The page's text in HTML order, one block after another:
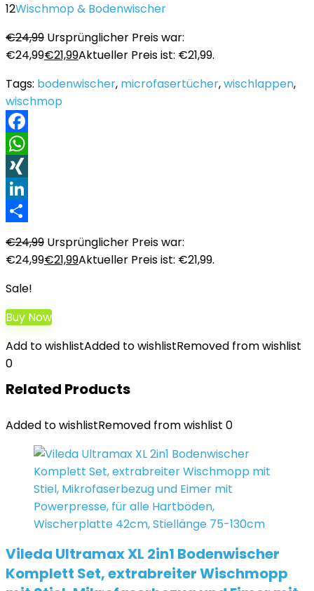
12Wischmop & Bodenwischer
€24,99 Ursprünglicher Preis war:
€24,99€21,99Aktueller Preis ist: €21,99.
Tags: bodenwischer, microfasertücher,wischlappen,
wischmop
Facebook
WhatsApp
XING
LinkedIn
€24,99 Ursprünglicher Preis war:
€24,99€21,99Aktueller Preis ist: €21,99.
Sale!
Buy Now
Add to wishlistAdded to wishlistRemoved from wishlist
0
Related Products
Added to wishlistRemoved from wishlist 0
Vileda Ultramax XL 2in1 Bodenwischer
Komplett Set, extrabreiter Wischmopp